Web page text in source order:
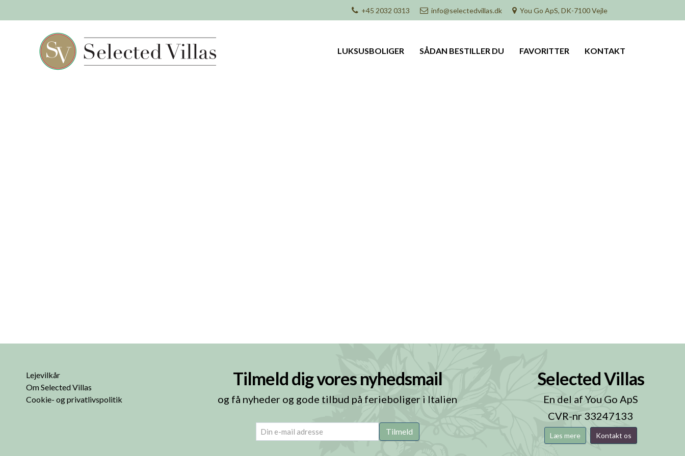
+45 2032 0313 info@selectedvillas.dk You Go ApS, DK-7100 Vejle
LUKSUSBOLIGER SÅDAN BESTILLER DU FAVORITTER KONTAKT
Lejevilkår
Om Selected Villas
Cookie- og privatlivspolitik
Tilmeld dig vores nyhedsmail
og få nyheder og gode tilbud på ferieboliger i Italien
(Påkrævet)
Selected Villas
En del af You Go ApS
CVR-nr 33247133
Læs mere Kontakt os